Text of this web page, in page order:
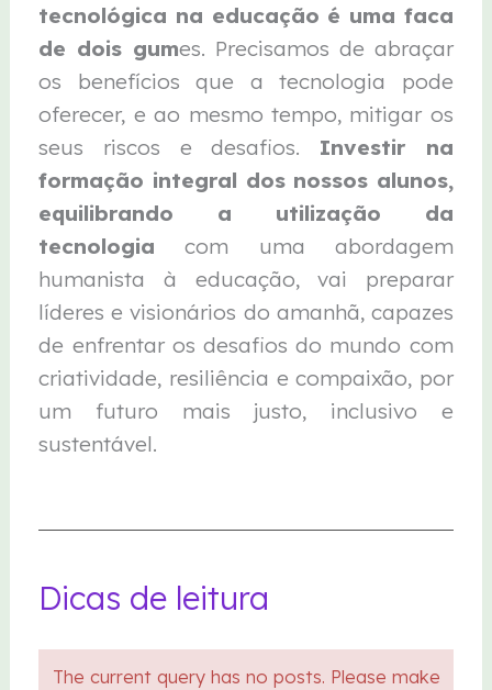
tecnológica na educação é uma faca
de dois gumes. Precisamos de abraçar
os benefícios que a tecnologia pode
oferecer, e ao mesmo tempo, mitigar os
seus riscos e desafios. Investir na
formação integral dos nossos alunos,
equilibrando a utilização da
tecnologia com uma abordagem
humanista à educação, vai preparar
líderes e visionários do amanhã, capazes
de enfrentar os desafios do mundo com
criatividade, resiliência e compaixão, por
um futuro mais justo, inclusivo e
sustentável.
Dicas de leitura
The current query has no posts. Please make